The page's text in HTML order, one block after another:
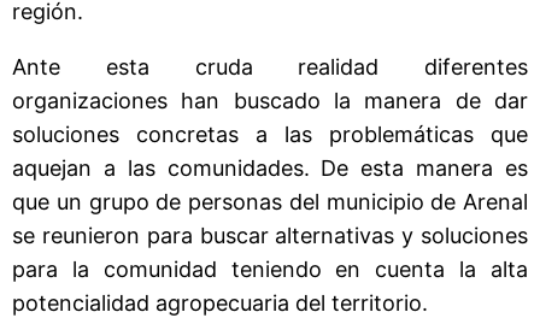
región.
Ante esta cruda realidad diferentes
organizaciones han buscado la manera de dar
soluciones concretas a las problemáticas que
aquejan a las comunidades. De esta manera es
que un grupo de personas del municipio de Arenal
se reunieron para buscar alternativas y soluciones
para la comunidad teniendo en cuenta la alta
potencialidad agropecuaria del territorio.